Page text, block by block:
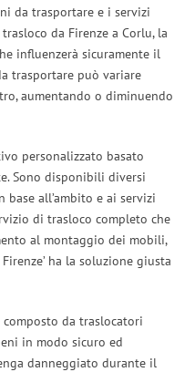
da trasportare e i servizi
da Firenze a Corlu, la
influenzerà sicuramente il
trasportare può variare
aumentando o diminuendo
personalizzato basato
Sono disponibili diversi
all’ambito e ai servizi
di trasloco completo che
al montaggio dei mobili,
ha la soluzione giusta
composto da traslocatori
in modo sicuro ed
danneggiato durante il